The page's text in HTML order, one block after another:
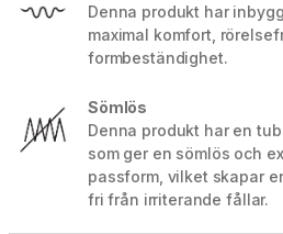
Denna produkt har
maximal komfort,
formbeständighet.
Sömlös
Denna produkt har en
som ger en sömlös och
passform, vilket skapar
fri från irriterande fållar.